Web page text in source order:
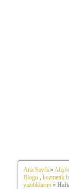
Ana Sayfa »
Blogu
kozmetik
yazdıklarım »